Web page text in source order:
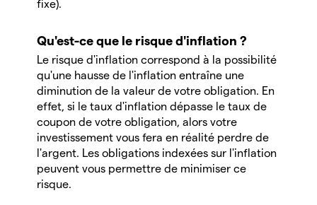
fixe).
Qu'est-ce que le risque d'inflation ?
Le risque d'inflation correspond à la possibilité
qu'une hausse de l'inflation entraîne une
diminution de la valeur de votre obligation. En
effet, si le taux d'inflation dépasse le taux de
coupon de votre obligation, alors votre
investissement vous fera en réalité perdre de
l'argent. Les obligations indexées sur l'inflation
peuvent vous permettre de minimiser ce
risque.